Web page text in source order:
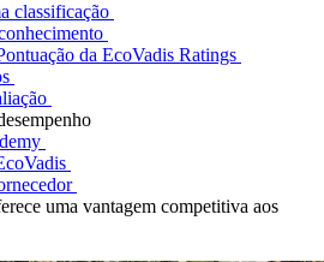
classificação
da EcoVadis Ratings
uma vantagem competitiva aos